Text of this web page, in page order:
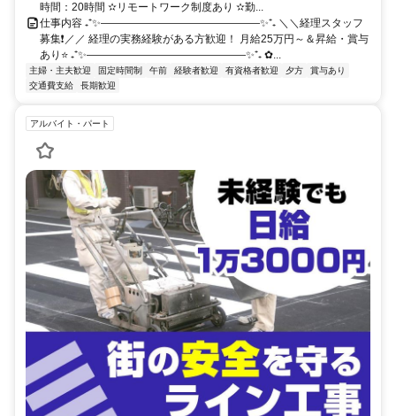
時間：20時間 ✫リモートワーク制度あり ✫勤...
仕事内容 ₊⁺✨―――――――――――――――✨⁺₊ ＼＼経理スタッフ
募集❗／／ 経理の実務経験がある方歓迎！ 月給25万円～＆昇給・賞与
あり⭐ ₊⁺✨―――――――――――――――✨⁺₊ ✿...
主婦・主夫歓迎 固定時間制 午前 経験者歓迎 有資格者歓迎 夕方
賞与あり
交通費支給
長期歓迎
アルバイト・パート